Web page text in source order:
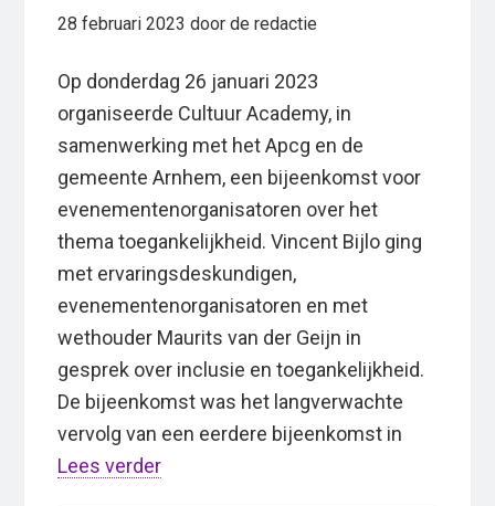
28 februari 2023 door de redactie
Op donderdag 26 januari 2023
organiseerde Cultuur Academy, in
samenwerking met het Apcg en de
gemeente Arnhem, een bijeenkomst voor
evenementenorganisatoren over het
thema toegankelijkheid. Vincent Bijlo ging
met ervaringsdeskundigen,
evenementenorganisatoren en met
wethouder Maurits van der Geijn in
gesprek over inclusie en toegankelijkheid.
De bijeenkomst was het langverwachte
vervolg van een eerdere bijeenkomst in
Lees verder